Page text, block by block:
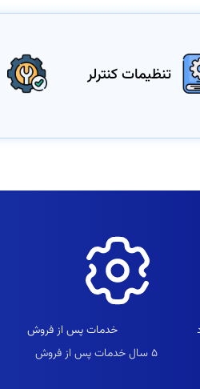
تنظیمات کنترلر
خدمات پس‌ از فروش
۵ سال خدمات پس از فروش